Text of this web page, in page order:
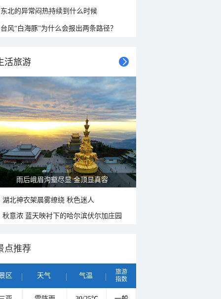
东北的异常闷热持续到什么时候
台风“白海豚”为什么会报出两条路径？
活旅游
山水扇面：秋红点缀颐和园西堤
湖北神农架晨雾缭绕 秋色迷人
秋意浓 蓝天映衬下的哈尔滨伏尔加庄园
点推荐
区 天气 气温
旅游
指数